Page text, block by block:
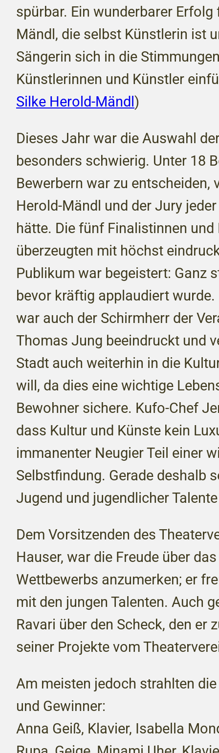
spürbar. Ein wunderbarer Erfolg
Mändl, die selbst Künstlerin ist
Sängerin sich in die
Künstlerinnen und Künstler
Silke Herold-Mändl )
Dieses Jahr war die Auswahl
besonders schwierig. Unter 18
Bewerbern war zu entscheiden,
Herold-Mändl und der Jury
hätte. Die fünf Finalistinnen und
überzeugten mit höchst
Publikum war begeistert: Ganz
bevor kräftig applaudiert wurde.
war auch der Schirmherr der
Thomas Jung beeindruckt und
Stadt auch weiterhin in die
will, da dies eine wichtige
Bewohner sichere. Kufo-Chef
dass Kultur und Künste kein
immanenter Neugier Teil einer
Selbstfindung. Gerade deshalb
Jugend und jugendlicher
Dem Vorsitzenden des
Hauser, war die Freude über
Wettbewerbs anzumerken; er
mit den jungen Talenten. Auch
Ravari über den Scheck, den er
seiner Projekte vom
Am meisten jedoch strahlten
und Gewinner:
Anna Geiß, Klavier, Isabella